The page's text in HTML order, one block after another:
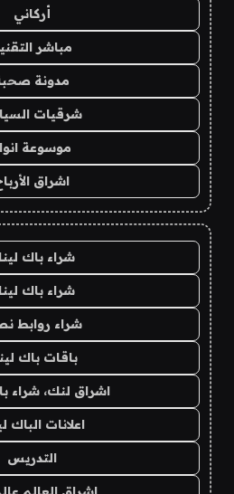
أركاني
مباشر
مدونة
شرقيات
موسوعة
اشراق
شراء باك
شراء باك
شراء روابط
باقات باك
اشراق لنك، شراء
اعلانات الباك
التدريس